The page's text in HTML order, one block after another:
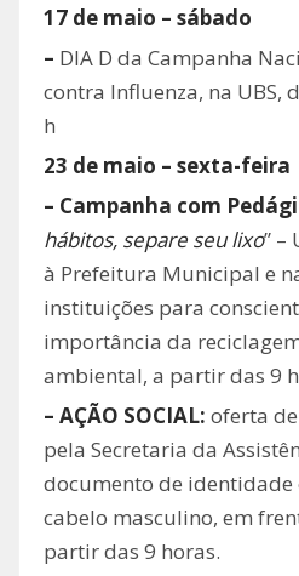
17 de maio – sábado
– DIA D da Campanha
contra Influenza, na UBS,
h
23 de maio – sexta-feira
– Campanha com
hábitos, separe seu lixo” –
à Prefeitura Municipal e
instituições para
importância da
ambiental, a partir das 9
– AÇÃO SOCIAL: oferta
pela Secretaria da
documento de identidade
cabelo masculino, em
partir das 9 horas.